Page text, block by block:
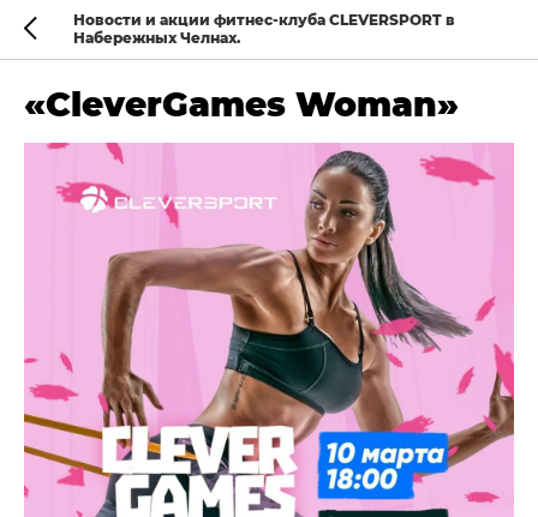
Новости и акции фитнес-клуба CLEVERSPORT в
Набережных Челнах.
«CleverGames Woman»